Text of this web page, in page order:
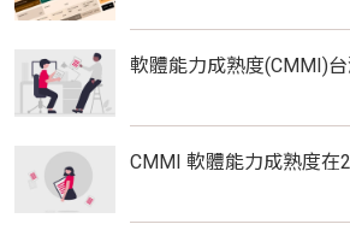
軟體能力成熟度(CMMI)
CMMI 軟體能力成熟度在